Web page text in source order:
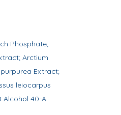
Phosphate;
Arctium
Extract;
leiocarpus
Alcohol 40-A